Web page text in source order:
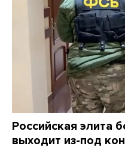
Российская элита
выходит из-под